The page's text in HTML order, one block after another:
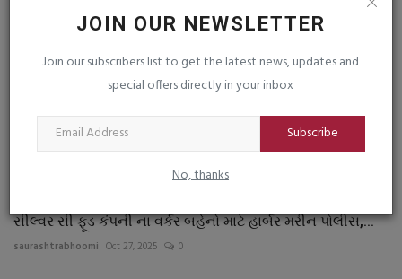
JOIN OUR NEWSLETTER
Join our subscribers list to get the latest news, updates and
special offers directly in your inbox
Subscribe
No, thanks
સીલ્વર સી ફૂડ કંપની ના વર્કર બહેનો માટે હાર્બર મરીન પોલીસ,...
saurashtrabhoomi Oct 27, 2025 0